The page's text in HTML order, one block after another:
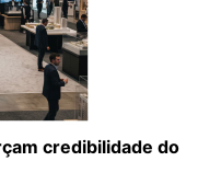
credibilidade do